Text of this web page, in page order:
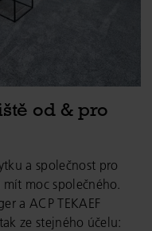
od & pro
a společnost pro
moc společného.
a ACP TEKAEF
ze stejného účelu: